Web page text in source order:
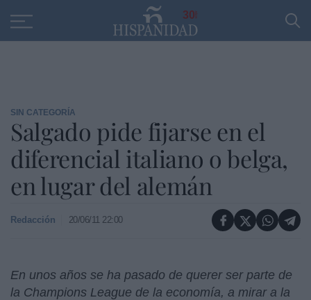
30
SIN CATEGORÍA
Salgado pide fijarse en el
diferencial italiano o belga,
en lugar del alemán
Redacción 20/06/11 22:00
En unos años se ha pasado de querer ser parte de
la Champions League de la economía, a mirar a la